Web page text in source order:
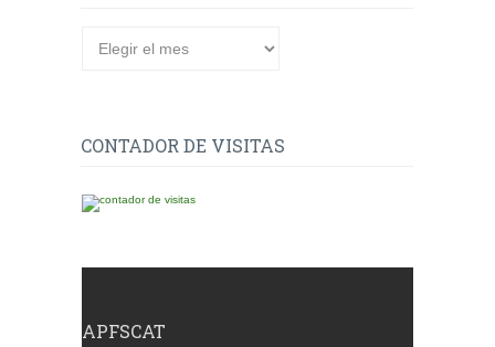
CONTADOR DE VISITAS
APFSCAT